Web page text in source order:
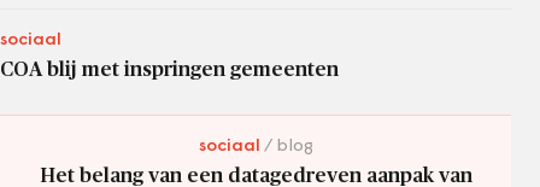
sociaal
COA blij met inspringen gemeenten
sociaal blog
Het belang van een datagedreven aanpak van